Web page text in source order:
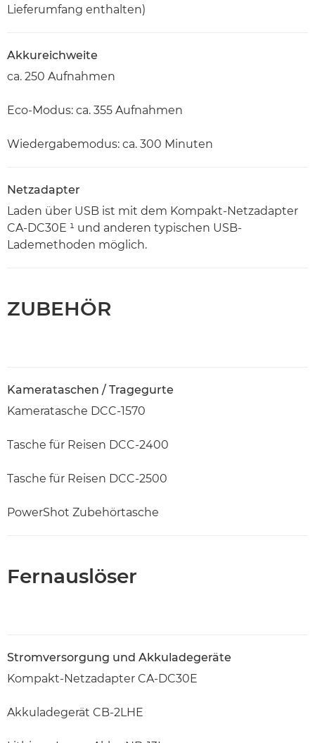
Lieferumfang enthalten)
Akkureichweite
ca. 250 Aufnahmen
Eco-Modus: ca. 355 Aufnahmen
Wiedergabemodus: ca. 300 Minuten
Netzadapter
Laden über USB ist mit dem Kompakt-Netzadapter
CA-DC30E ¹ und anderen typischen USB-
Lademethoden möglich.
ZUBEHÖR
Kamerataschen / Tragegurte
Kameratasche DCC-1570
Tasche für Reisen DCC-2400
Tasche für Reisen DCC-2500
PowerShot Zubehörtasche
Fernauslöser
Stromversorgung und Akkuladegeräte
Kompakt-Netzadapter CA-DC30E
Akkuladegerät CB-2LHE